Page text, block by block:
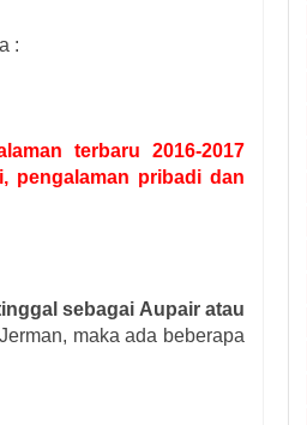
:
terbaru 2016-2017
pengalaman pribadi dan
sebagai Aupair atau
maka ada beberapa